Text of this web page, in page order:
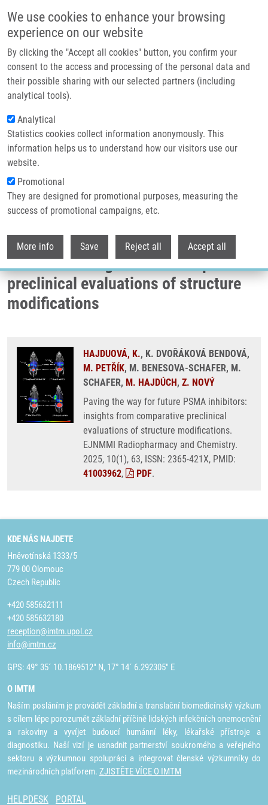
We use cookies to enhance your browsing
experience on our website
By clicking the "Accept all cookies" button, you confirm your
consent to the access and processing of the personal data and
their possible sharing with our selected partners (including
analytical tools).
Analytical
Statistics cookies collect information anonymously. This
information helps us to understand how our visitors use our
website.
Promotional
They are designed for promotional purposes, measuring the
success of promotional campaigns, etc.
More info Save Reject all Accept all
Header image
Drobečková navigace
Domů
Paving The Way For Future PSMA Inhibitors: Insights From Comparative
Preclinical Evaluations Of Structure Modifications
Paving the way for future PSMA
inhibitors: insights from comparative
preclinical evaluations of structure
modifications
HAJDUOVÁ, K., K. DVOŘÁKOVÁ BENDOVÁ,
M. PETŘÍK, M. BENESOVA-SCHAFER, M.
SCHAFER, M. HAJDÚCH, Z. NOVÝ
Paving the way for future PSMA inhibitors:
insights from comparative preclinical
evaluations of structure modifications.
EJNMMI Radiopharmacy and Chemistry.
2025, 10(1), 63, ISSN: 2365-421X, PMID:
41003962, PDF.
KDE NÁS NAJDETE
Hněvotínská 1333/5
779 00 Olomouc
Czech Republic
+420 585632111
+420 585632180
reception@imtm.upol.cz
info@imtm.cz
GPS: 49° 35´ 10.1869512" N, 17° 14´ 6.292305" E
O IMTM
Naším posláním je provádět základní a translační biomedicínský výzkum
s cílem lépe porozumět základní příčině lidských infekčních onemocnění
a rakoviny a vyvíjet budoucí humánní léky, lékařské přístroje a
diagnostiku. Naší vizí je usnadnit partnerství soukromého a veřejného
sektoru a výzkumnou spolupráci a integrovat členské výzkumníky do
mezinárodních platforem. ZJISTĚTE VÍCE O IMTM
HELPDESK PORTAL